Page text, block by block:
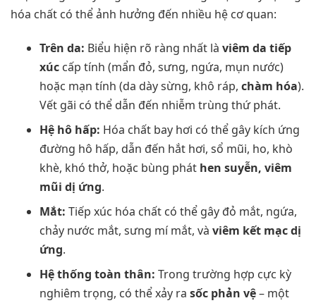
hóa chất có thể ảnh hưởng đến nhiều hệ cơ quan:
Trên da: Biểu hiện rõ ràng nhất là viêm da tiếp
xúccấp tính (mẩn đỏ, sưng, ngứa, mụn nước)
hoặc mạn tính (da dày sừng, khô ráp, chàm hóa).
Vết gãi có thể dẫn đến nhiễm trùng thứ phát.
Hệ hô hấp: Hóa chất bay hơi có thể gây kích ứng
đường hô hấp, dẫn đến hắt hơi, sổ mũi, ho, khò
khè, khó thở, hoặc bùng phát hen suyễn, viêm
mũi dị ứng.
Mắt: Tiếp xúc hóa chất có thể gây đỏ mắt, ngứa,
chảy nước mắt, sưng mí mắt, và viêm kết mạc dị
ứng.
Hệ thống toàn thân: Trong trường hợp cực kỳ
nghiêm trọng, có thể xảy ra sốc phản vệ– một